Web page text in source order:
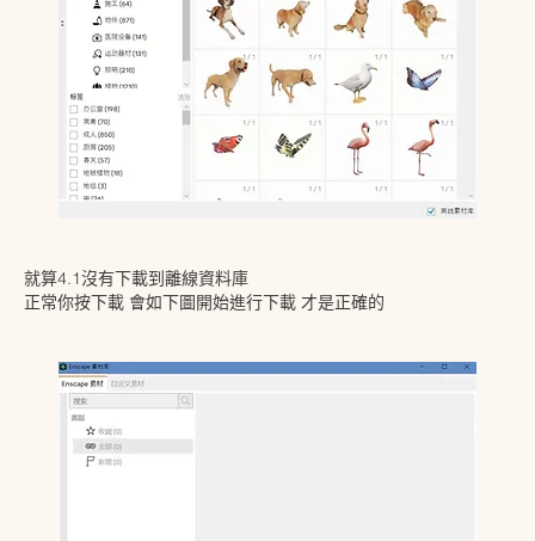
就算4.1沒有下載到離線資料庫
正常你按下載 會如下圖開始進行下載 才是正確的